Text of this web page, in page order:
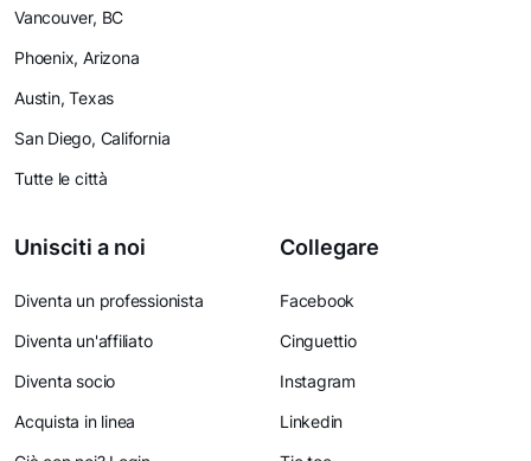
Vancouver, BC
Phoenix, Arizona
Austin, Texas
San Diego, California
Tutte le città
Unisciti a noi
Diventa un professionista
Diventa un'affiliato
Diventa socio
Acquista in linea
Collegare
Facebook
Cinguettio
Instagram
Linkedin